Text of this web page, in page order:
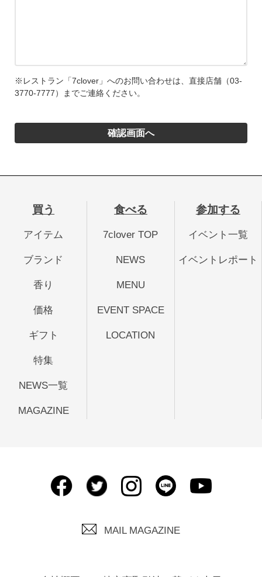
※レストラン「7clover」へのお問い合わせは、直接店舗（03-
3770-7777）までご連絡ください。
買う
アイテム
ブランド
香り
価格
ギフト
特集
NEWS一覧
MAGAZINE
食べる
7clover TOP
NEWS
MENU
EVENT SPACE
LOCATION
参加する
イベント一覧
イベントレポート
MAIL MAGAZINE